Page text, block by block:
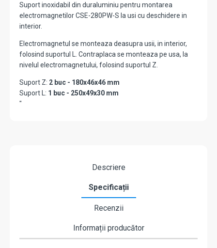
Suport inoxidabil din duraluminiu pentru montarea
electromagnetilor CSE-280PW-S la usi cu deschidere in
interior.
Electromagnetul se monteaza deasupra usii, in interior,
folosind suportul L. Contraplaca se monteaza pe usa, la
nivelul electromagnetului, folosind suportul Z.
Suport Z: 2 buc - 180x46x46 mm
Suport L: 1 buc - 250x49x30 mm
"
Descriere
Specificații
Recenzii
Informații producător